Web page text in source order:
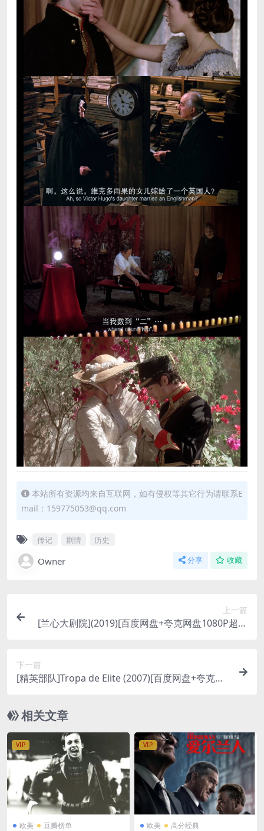
本站所有资源均来自互联网，如有侵权等其它行为请联系E
mail：159775053@qq.com
传记 剧情 历史
Owner 分享 收藏
上一篇
[兰心大剧院](2019)[百度网盘+夸克网盘1080P超清
下一篇
[精英部队]Tropa de Elite (2007)[百度网盘+夸克网
4/7.3GB][中英字幕]
相关文章
VIP
欧美 豆瓣榜单
VIP
欧美 高分经典